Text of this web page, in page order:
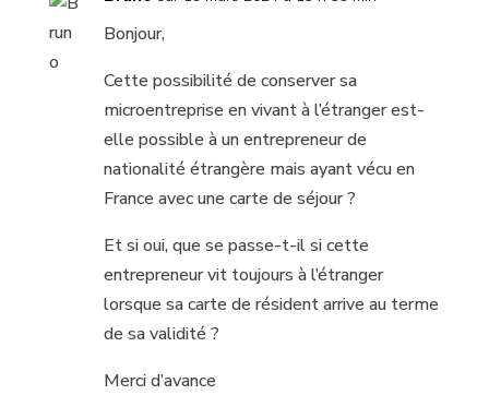
Bonjour,
Cette possibilité de conserver sa
microentreprise en vivant à l’étranger est-
elle possible à un entrepreneur de
nationalité étrangère mais ayant vécu en
France avec une carte de séjour ?
Et si oui, que se passe-t-il si cette
entrepreneur vit toujours à l’étranger
lorsque sa carte de résident arrive au terme
de sa validité ?
Merci d’avance